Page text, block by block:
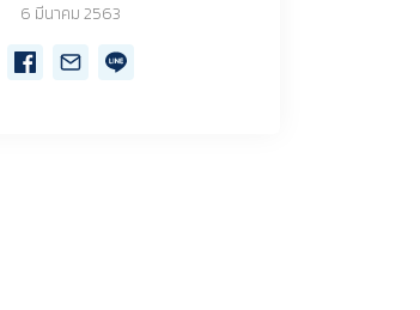
6 มีนาคม 2563